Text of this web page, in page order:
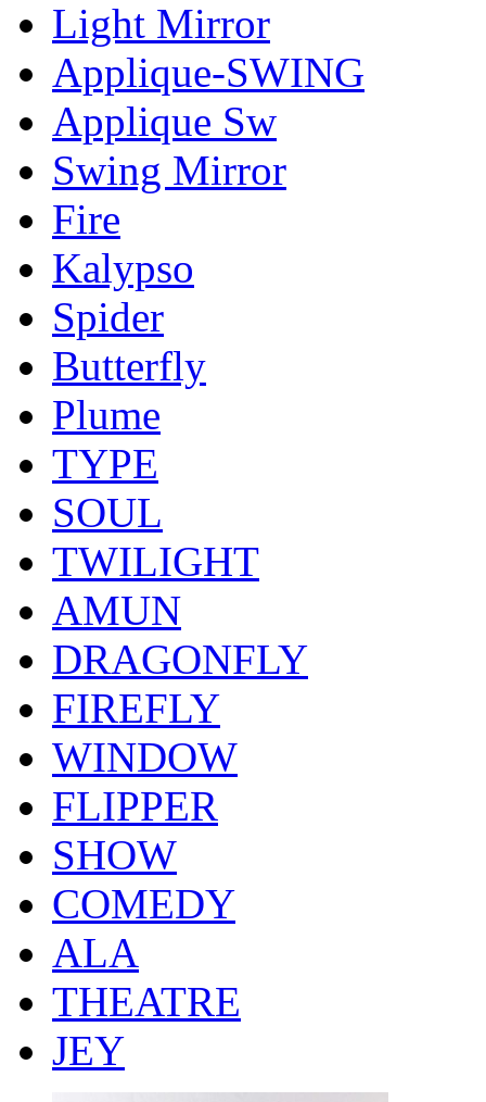
Light Mirror
Applique-SWING
Applique Sw
Swing Mirror
Fire
Kalypso
Spider
Butterfly
Plume
TYPE
SOUL
TWILIGHT
AMUN
DRAGONFLY
FIREFLY
WINDOW
FLIPPER
SHOW
COMEDY
ALA
THEATRE
JEY